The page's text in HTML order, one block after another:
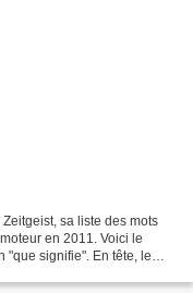
sa liste des mots
en 2011. Voici le
"que signifie". En tête, le